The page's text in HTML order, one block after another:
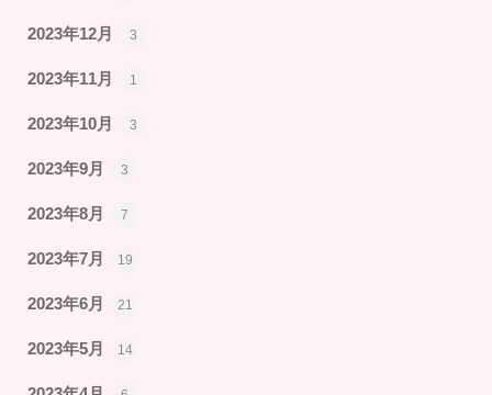
2023年12月 3
2023年11月 1
2023年10月 3
2023年9月 3
2023年8月 7
2023年7月 19
2023年6月 21
2023年5月 14